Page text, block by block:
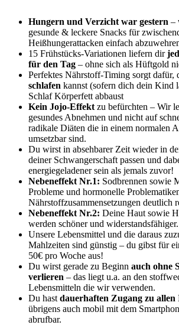
Hungern und Verzicht war gestern –
gesunde & leckere Snacks für
Heißhungerattacken einfach
15 Frühstücks-Variationen liefern dir
für den Tag – ohne sich als Hüftgold
Perfektes Nährstoff-Timing sorgt dafür,
schlafen kannst (sofern dich dein Kind
Schlaf Körperfett abbaust
Kein Jojo-Effekt zu befürchten – Wir
gesundes Abnehmen und nicht auf
radikale Diäten die in einem normalen
umsetzbar sind.
Du wirst in absehbarer Zeit wieder in
deiner Schwangerschaft passen und
energiegeladener sein als jemals zuvor!
Nebeneffekt Nr.1: Sodbrennen sowie
Probleme und hormonelle
Nährstoffzusammensetzungen deutlich
Nebeneffekt Nr.2: Deine Haut sowie
werden schöner und widerstandsfähiger.
Unsere Lebensmittel und die daraus
Mahlzeiten sind günstig – du gibst für
50€ pro Woche aus!
Du wirst gerade zu Beginn auch ohne
verlieren – das liegt u.a. an den
Lebensmitteln die wir verwenden.
Du hast dauerhaften Zugang zu allen
übrigens auch mobil mit dem
abrufbar.